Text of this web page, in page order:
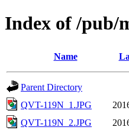
Index of /pub/
Name
Parent Directory
QVT-119N_1.JPG
QVT-119N_2.JPG